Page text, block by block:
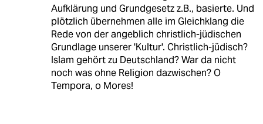
Aufklärung und Grundgesetz z.B., basierte. Und
plötzlich übernehmen alle im Gleichklang die
Rede von der angeblich christlich-jüdischen
Grundlage unserer 'Kultur'. Christlich-jüdisch?
Islam gehört zu Deutschland? War da nicht
noch was ohne Religion dazwischen? O
Tempora, o Mores!